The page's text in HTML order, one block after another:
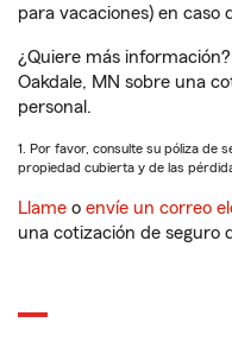
para vacaciones) en caso
¿Quiere más
Oakdale, MN sobre una
personal.
1. Por favor, consulte su póliza de
propiedad cubierta y de las
Llame o envíe un correo
una cotización de seguro